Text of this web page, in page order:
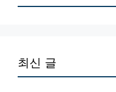
최신 글